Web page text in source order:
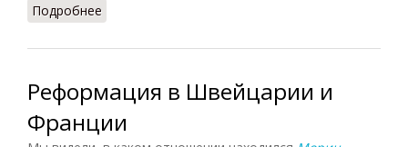
Подробнее
Реформация в Швейцарии и
Франции